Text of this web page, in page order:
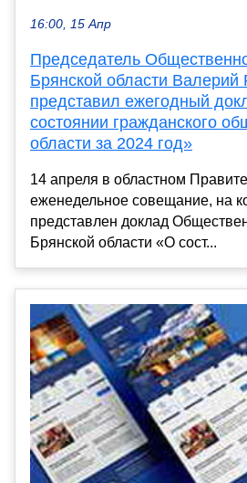
16:00, 15 Апр
Председатель
Брянской области Валерий
представил ежегодный
состоянии гражданского
области за 2024 год»
14 апреля в областном
еженедельное совещание, на
представлен доклад
Брянской области «О сост...